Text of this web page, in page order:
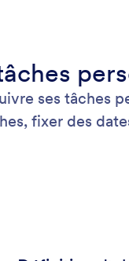
ses tâches
fixer des